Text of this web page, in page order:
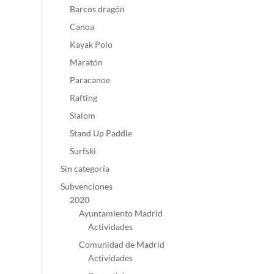
Barcos dragón
Canoa
Kayak Polo
Maratón
Paracanoe
Rafting
Slalom
Stand Up Paddle
Surfski
Sin categoría
Subvenciones
2020
Ayuntamiento Madrid
Actividades
Comunidad de Madrid
Actividades